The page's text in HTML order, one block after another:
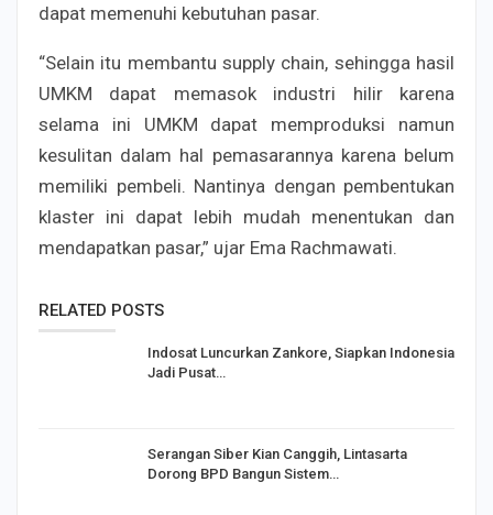
dapat memenuhi kebutuhan pasar.
“Selain itu membantu supply chain, sehingga hasil
UMKM dapat memasok industri hilir karena
selama ini UMKM dapat memproduksi namun
kesulitan dalam hal pemasarannya karena belum
memiliki pembeli. Nantinya dengan pembentukan
klaster ini dapat lebih mudah menentukan dan
mendapatkan pasar,” ujar Ema Rachmawati.
RELATED POSTS
Indosat Luncurkan Zankore, Siapkan Indonesia
Jadi Pusat…
Serangan Siber Kian Canggih, Lintasarta
Dorong BPD Bangun Sistem…